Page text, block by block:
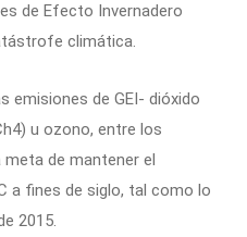
de Efecto Invernadero
climática.
emisiones de GEI- dióxido
u ozono, entre los
de mantener el
a fines de siglo, tal como lo
2015.